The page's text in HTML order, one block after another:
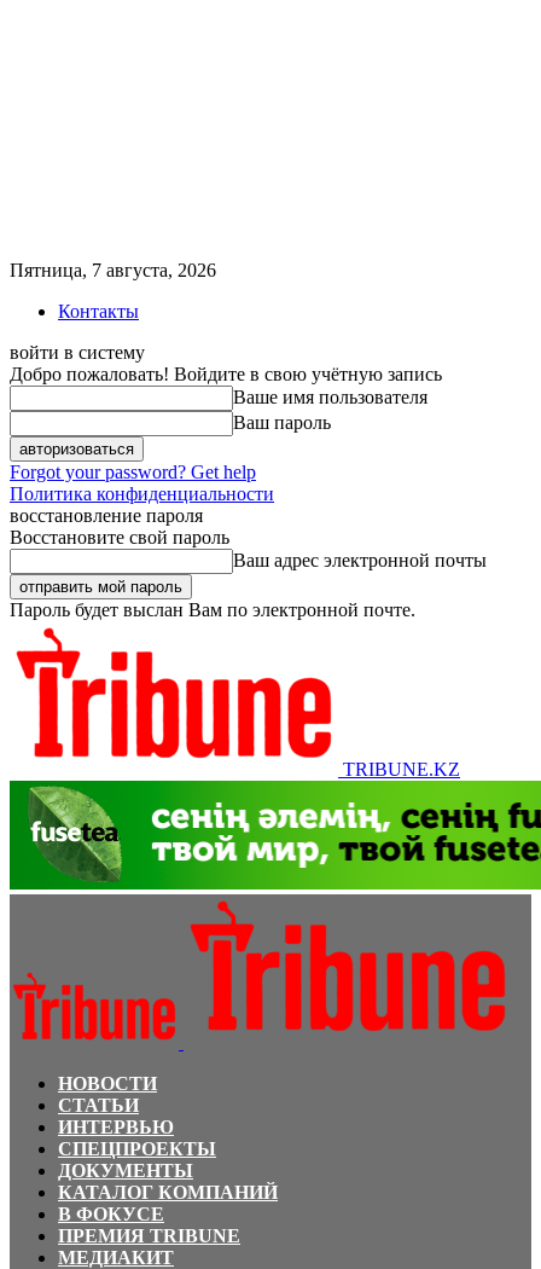
Пятница, 7 августа, 2026
Контакты
войти в систему
Добро пожаловать! Войдите в свою учётную запись
Ваше имя пользователя
Ваш пароль
Forgot your password? Get help
Политика конфиденциальности
восстановление пароля
Восстановите свой пароль
Ваш адрес электронной почты
Пароль будет выслан Вам по электронной почте.
TRIBUNE.KZ
НОВОСТИ
СТАТЬИ
ИНТЕРВЬЮ
СПЕЦПРОЕКТЫ
ДОКУМЕНТЫ
КАТАЛОГ КОМПАНИЙ
В ФОКУСЕ
ПРЕМИЯ TRIBUNE
МЕДИАКИТ